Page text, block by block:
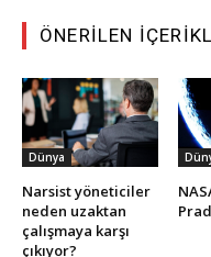
ÖNERILEN
Dünya
Narsist yöneticiler
neden uzaktan
çalışmaya karşı
çıkıyor?